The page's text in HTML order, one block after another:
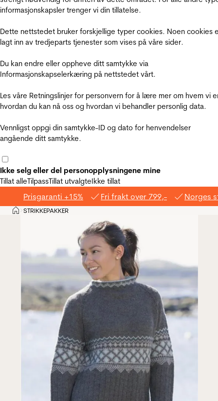
informasjonskapsler trenger vi din tillatelse.
Dette nettstedet bruker forskjellige typer cookies. Noen cookies
lagt inn av tredjeparts tjenester som vises på våre sider.
Du kan endre eller oppheve ditt samtykke via
Informasjonskapselerkæring på nettstedet vårt.
Les våre Retningslinjer for personvern for å lære mer om hvem vi
hvordan du kan nå oss og hvordan vi behandler personlig data.
Vennligst oppgi din samtykke-ID og dato for henvendelser
angående ditt samtykke.
Ikke selg eller del personopplysningene mine
Tillat alleTilpassTillat utvalgteIkke tillat
Prisgaranti +15% Fri frakt over 799,- Norges
Hjem
>STRIKKEPAKKER